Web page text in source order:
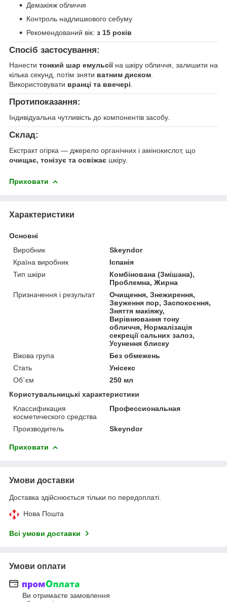
Демакіяж обличчя
Контроль надлишкового себуму
Рекомендований вік: з 15 років
Спосіб застосування:
Нанести тонкий шар емульсіїна шкіру обличчя, залишити на
кілька секунд, потім зняти ватним диском.
Використовувати вранці та ввечері.
Протипоказання:
Індивідуальна чутливість до компонентів засобу.
Склад:
Екстракт огірка — джерело органічних і амінокислот, що
очищає, тонізує та освіжає шкіру.
Приховати
Характеристики
Основні
Виробник
Skeyndor
Країна виробник
Іспанія
Тип шкіри
Комбінована (Змішана),
Проблемна, Жирна
Призначення і результат
Очищення, Знежирення,
Звуження пор, Заспокоєння,
Зняття макіяжу,
Вирівнювання тону
обличчя, Нормалізація
секреції сальних залоз,
Усунення блиску
Вікова група
Без обмежень
Стать
Унісекс
Об`єм
250 мл
Користувальницькі характеристики
Классификация
косметического средства
Профессиональная
Производитель Skeyndor
Приховати
Умови доставки
Доставка здійснюється тільки по передоплаті.
Нова Пошта
Всі умови доставки
Умови оплати
Ви отримаєте замовлення